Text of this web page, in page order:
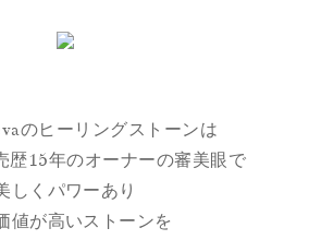
のヒーリングストーンは
歴15年のオーナーの審美眼で
しくパワーあり
値が高いストーンを